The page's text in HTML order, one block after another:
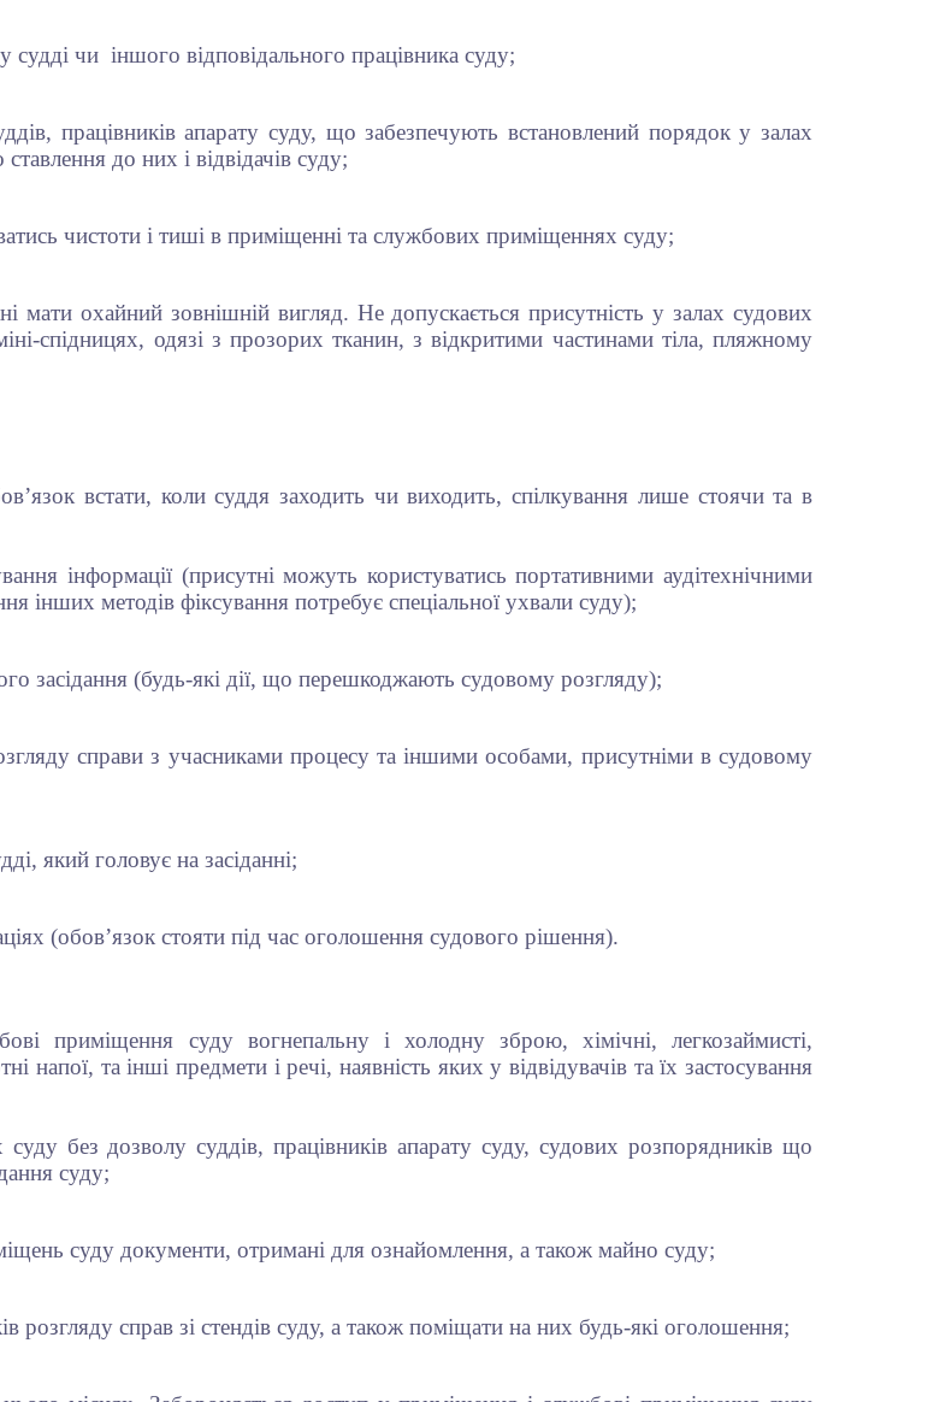
судді чи іншого відповідального працівника суду;
працівників апарату суду, що забезпечують встановлений порядок у залах
до них і відвідачів суду;
чистоти і тиші в приміщенні та службових приміщеннях суду;
мати охайний зовнішній вигляд. Не допускається присутність у залах судових
спідницях, одязі з прозорих тканин, з відкритими частинами тіла, пляжному
встати, коли суддя заходить чи виходить, спілкування лише стоячи та в
інформації (присутні можуть користуватись портативними аудітехнічними
інших методів фіксування потребує спеціальної ухвали суду);
засідання (будь-які дії, що перешкоджають судовому розгляду);
справи з учасниками процесу та іншими особами, присутніми в судовому
який головує на засіданні;
(обов’язок стояти під час оголошення судового рішення).
приміщення суду вогнепальну і холодну зброю, хімічні, легкозаймисті,
напої, та інші предмети і речі, наявність яких у відвідувачів та їх застосування
без дозволу суддів, працівників апарату суду, судових розпорядників що
суду;
суду документи, отримані для ознайомлення, а також майно суду;
розгляду справ зі стендів суду, а також поміщати на них будь-які оголошення;